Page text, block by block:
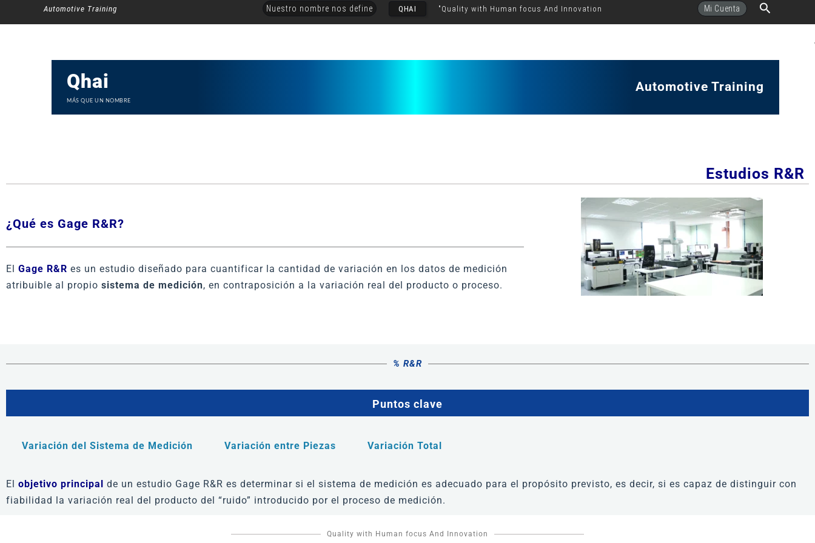
al
Automotive Training Nuestro nombre nos define QHAI "Quality with Human focus And Innovation Mi Cuenta Buscar
Qhai
MÁS QUE UN NOMBRE
Automotive Training
Estudios R&R
¿Qué es Gage R&R?
El Gage R&R es un estudio diseñado para cuantificar la cantidad de variación en los datos de medición
atribuible al propio sistema de medición, en contraposición a la variación real del producto o proceso.
% R&R
Puntos clave
Variación del Sistema de Medición Variación entre Piezas Variación Total
El objetivo principal de un estudio Gage R&R es determinar si el sistema de medición es adecuado para el propósito previsto, es decir, si es capaz de distinguir con
fiabilidad la variación real del producto del “ruido” introducido por el proceso de medición.
Quality with Human focus And Innovation